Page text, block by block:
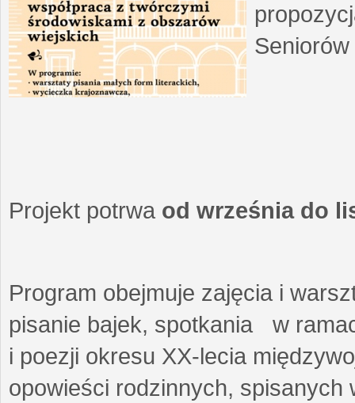
Projekt potrwa od września do
Program obejmuje zajęcia i
pisanie bajek, spotkania w
i poezji okresu XX-lecia
opowieści rodzinnych,